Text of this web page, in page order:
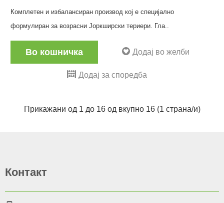
Комплетен и избалансиран производ кој е специјално
формулиран за возрасни Јоркширски териери. Гла..
Во кошничка Додај во желби
Додај за споредба
Прикажани од 1 до 16 од вкупно 16 (1 страна/и)
Контакт